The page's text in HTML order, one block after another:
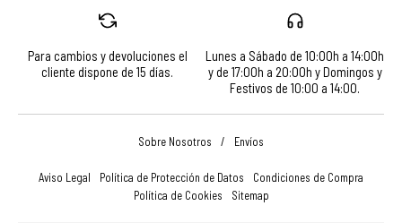
Para cambios y devoluciones el
cliente dispone de 15 días.
Lunes a Sábado de 10:00h a 14:00h
y de 17:00h a 20:00h y Domingos y
Festivos de 10:00 a 14:00.
Sobre Nosotros / Envíos
Aviso Legal Política de Protección de Datos
Condiciones de Compra
Política de Cookies
Sitemap